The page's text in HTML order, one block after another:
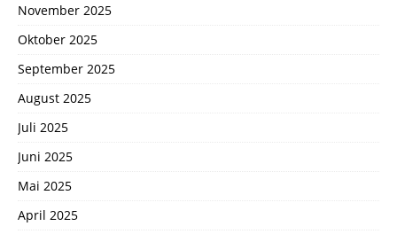
November 2025
Oktober 2025
September 2025
August 2025
Juli 2025
Juni 2025
Mai 2025
April 2025